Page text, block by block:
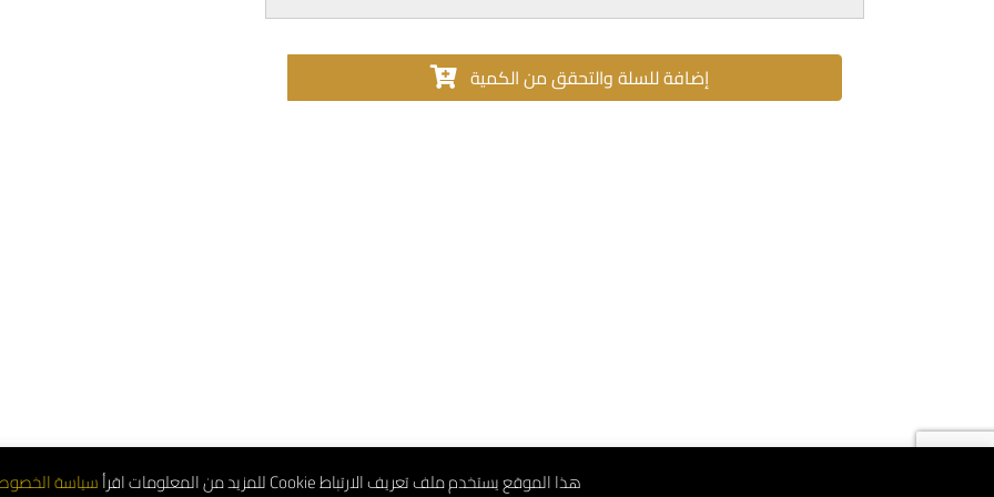
إضافة للسلة والتحقق من الكمية
هذا الموقع يستخدم ملف تعريف الارتباط Cookie للمزيد من المعلومات اقرأ سياسة